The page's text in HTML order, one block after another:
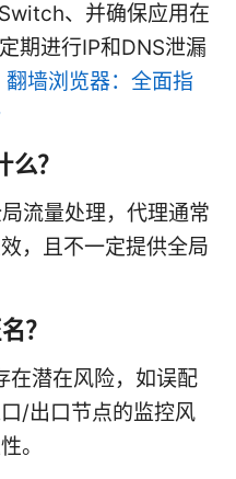
、并确保应用在
期进行IP和DNS泄漏
翻墙浏览器：全面指
？
流量处理，代理通常
，且不一定提供全局
？
在潜在风险，如误配
/出口节点的监控风
。